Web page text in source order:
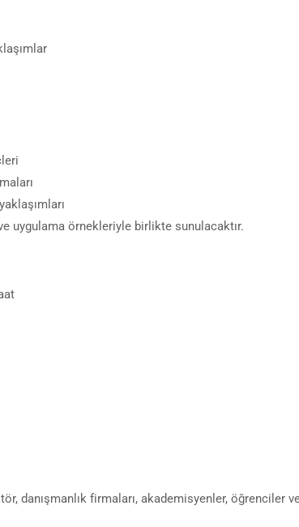
uygulama örnekleriyle birlikte sunulacaktır.
danışmanlık firmaları, akademisyenler, öğrenciler